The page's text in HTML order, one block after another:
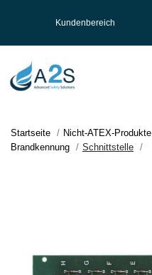
Kundenbereich
Startseite Nicht-ATEX-Produkte
Brandkennung
Schnittstelle